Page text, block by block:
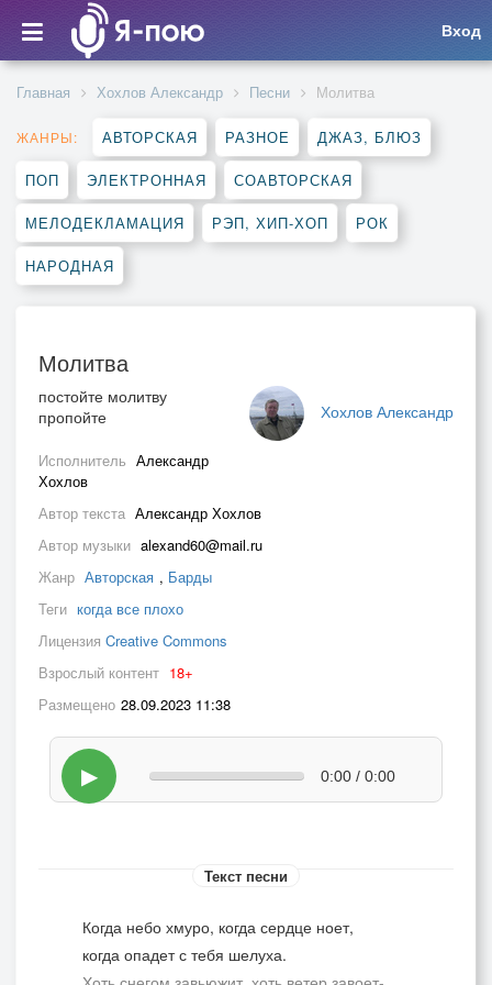
Вход
Главная Хохлов Александр Песни Молитва
ЖАНРЫ: АВТОРСКАЯ РАЗНОЕ ДЖАЗ, БЛЮЗ
ПОП ЭЛЕКТРОННАЯ СОАВТОРСКАЯ
МЕЛОДЕКЛАМАЦИЯ РЭП, ХИП-ХОП РОК
НАРОДНАЯ
Молитва
Хохлов Александр
постойте молитву
пропойте
Исполнитель Александр
Хохлов
Автор текста Александр Хохлов
Автор музыки alexand60@mail.ru
Жанр Авторская , Барды
Теги когда все плохо
Лицензия Creative Commons
Взрослый контент 18+
Размещено 28.09.2023 11:38
▶ 0:00 / 0:00
Текст песни
Когда небо хмуро, когда сердце ноет,
когда опадет с тебя шелуха.